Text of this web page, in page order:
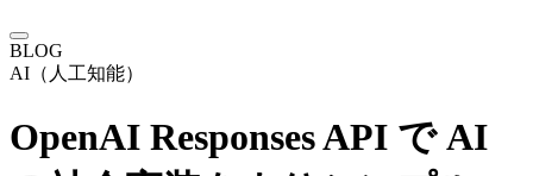
BLOG
AI（人工知能）
OpenAI Responses API で AI